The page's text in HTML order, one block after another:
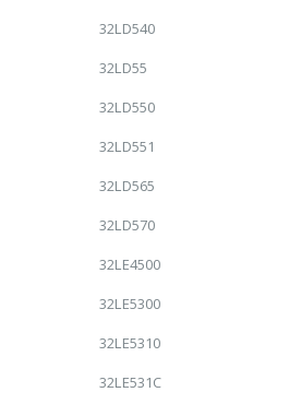
32LD540
32LD55
32LD550
32LD551
32LD565
32LD570
32LE4500
32LE5300
32LE5310
32LE531C